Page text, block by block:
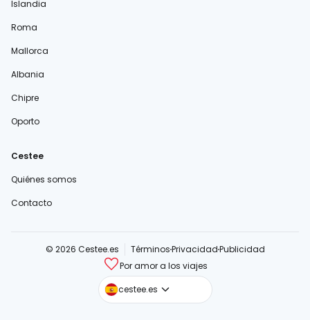
Islandia
Roma
Mallorca
Albania
Chipre
Oporto
Cestee
Quiénes somos
Contacto
© 2026 Cestee.es TérminosPrivacidadPublicidad
Por amor a los viajes
cestee.es
cestee.com
cestee.sk